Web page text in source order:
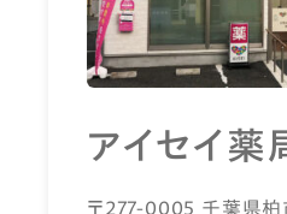
アイセイ
〒277-0005 千葉県